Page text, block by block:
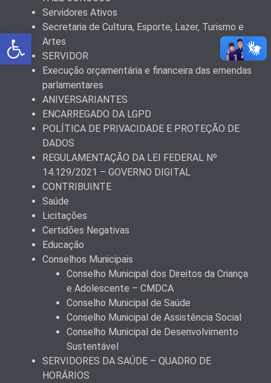
Servidores Ativos
Secretaria de Cultura, Esporte, Lazer, Turismo e
Artes
SERVIDOR
Execução orçamentária e financeira das emendas
parlamentares
ANIVERSARIANTES
ENCARREGADO DA LGPD
POLÍTICA DE PRIVACIDADE E PROTEÇÃO DE
DADOS
REGULAMENTAÇÃO DA LEI FEDERAL Nº
14.129/2021 – GOVERNO DIGITAL
CONTRIBUINTE
Saúde
Licitações
Certidões Negativas
Educação
Conselhos Municipais
Conselho Municipal dos Direitos da Criança
e Adolescente – CMDCA
Conselho Municipal de Saúde
Conselho Municipal de Assistência Social
Conselho Municipal de Desenvolvimento
Sustentável
SERVIDORES DA SAÚDE – QUADRO DE
HORÁRIOS
Abrir a barra de ferramentas